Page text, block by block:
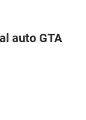
auto GTA